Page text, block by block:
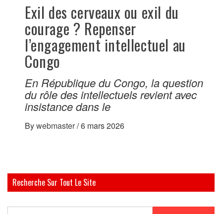
Exil des cerveaux ou exil du
courage ? Repenser
l’engagement intellectuel au
Congo
En République du Congo, la question
du rôle des intellectuels revient avec
insistance dans le
Bywebmaster/6 mars 2026
Recherche Sur Tout Le Site